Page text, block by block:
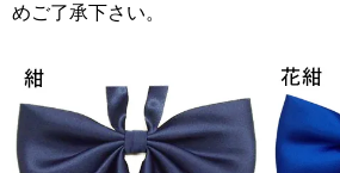
めご了承下さい。